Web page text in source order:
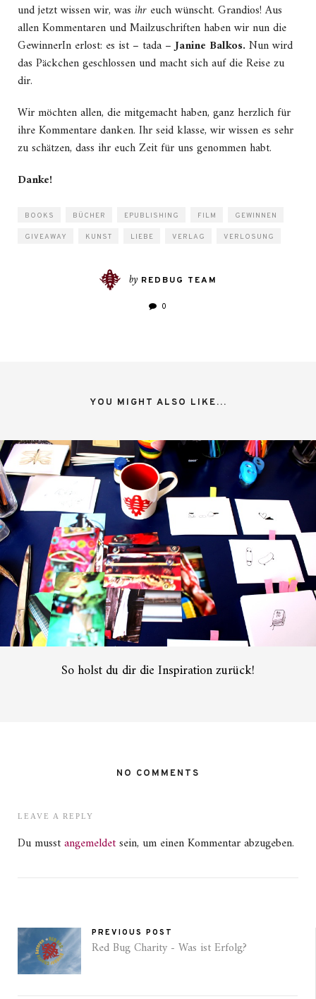
und jetzt wissen wir, was ihr euch wünscht. Grandios! Aus
allen Kommentaren und Mailzuschriften haben wir nun die
GewinnerIn erlost: es ist – tada –Janine Balkos. Nun wird
das Päckchen geschlossen und macht sich auf die Reise zu
dir.
Wir möchten allen, die mitgemacht haben, ganz herzlich für
ihre Kommentare danken. Ihr seid klasse, wir wissen es sehr
zu schätzen, dass ihr euch Zeit für uns genommen habt.
Danke!
BOOKS BÜCHER EPUBLISHING FILM GEWINNEN
GIVEAWAY KUNST LIEBE VERLAG VERLOSUNG
by REDBUG TEAM
0
YOU MIGHT ALSO LIKE...
So holst du dir die Inspiration zurück!
NO COMMENTS
LEAVE A REPLY
Du musstangemeldetsein, um einen Kommentar abzugeben.
PREVIOUS POST
Red Bug Charity - Was ist Erfolg?